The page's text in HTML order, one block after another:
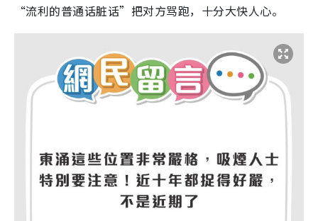
“流利的普通话脏话”把对方骂跑，十分大快人心。